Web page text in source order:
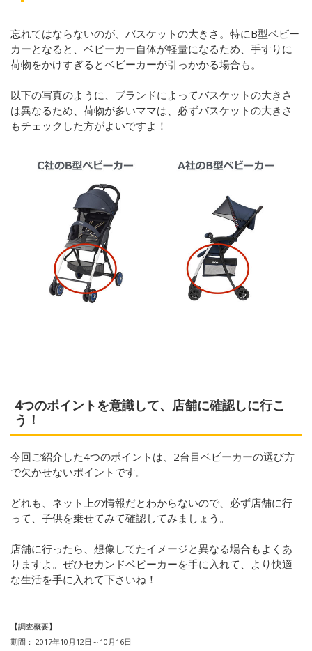
忘れてはならないのが、バスケットの大きさ。特にB型ベビー
カーとなると、ベビーカー自体が軽量になるため、手すりに
荷物をかけすぎるとベビーカーが引っかかる場合も。
以下の写真のように、ブランドによってバスケットの大きさ
は異なるため、荷物が多いママは、必ずバスケットの大きさ
もチェックした方がよいですよ！
4つのポイントを意識して、店舗に確認しに行こ
う！
今回ご紹介した4つのポイントは、2台目ベビーカーの選び方
で欠かせないポイントです。
どれも、ネット上の情報だとわからないので、必ず店舗に行
って、子供を乗せてみて確認してみましょう。
店舗に行ったら、想像してたイメージと異なる場合もよくあ
りますよ。ぜひセカンドベビーカーを手に入れて、より快適
な生活を手に入れて下さいね！
【調査概要】
期間： 2017年10 月 12日～ 10 月 16日